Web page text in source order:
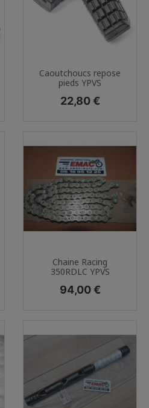
Caoutchoucs repose
pieds YPVS
Prix
22,80 €
Chaine Racing
350RDLC YPVS
Prix
94,00 €